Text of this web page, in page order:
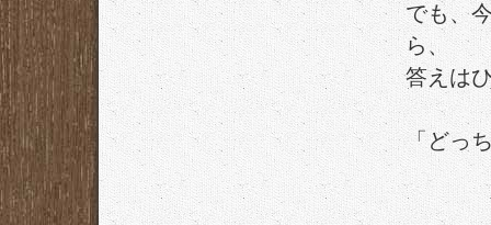
でも、
ら、
答えは
「どっ